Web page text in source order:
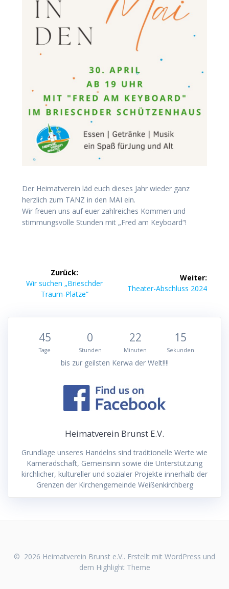
Der Heimatverein läd euch dieses Jahr wieder ganz
herzlich zum TANZ in den MAI ein.
Wir freuen uns auf euer zahlreiches Kommen und
stimmungsvolle Stunden mit „Fred am Keyboard“!
Beitragsnavigation
Zurück:
Vorheriger
Beitrag:
Wir suchen „Brieschder
Traum-Plätze“
Weiter:
Nächster
Theater-Abschluss 2024
45
Tage
0
Stunden
22
Minuten
14
Sekunden
bis zur geilsten Kerwa der Welt!!!!
Heimatverein Brunst E.V.
Grundlage unseres Handelns sind traditionelle Werte wie
Kameradschaft, Gemeinsinn sowie die Unterstützung
kirchlicher, kultureller und sozialer Projekte innerhalb der
Grenzen der Kirchengemeinde Weißenkirchberg
© 2026 Heimatverein Brunst e.V.. Erstellt mit WordPress und
dem Highlight Theme